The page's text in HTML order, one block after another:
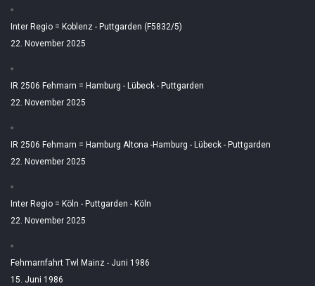
Inter Regio = Koblenz - Puttgarden (F5832/5)
22. November 2025
IR 2506 Fehmarn = Hamburg - Lübeck - Puttgarden
22. November 2025
IR 2506 Fehmarn = Hamburg Altona -Hamburg - Lübeck - Puttgarden
22. November 2025
Inter Regio = Köln - Puttgarden - Köln
22. November 2025
Fehmarnfahrt Twl Mainz - Juni 1986
15. Juni 1986